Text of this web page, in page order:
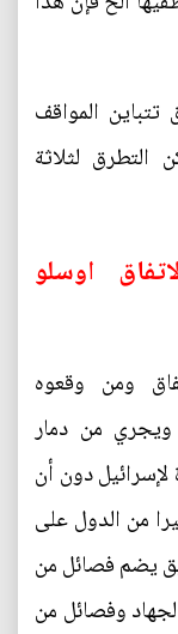
المواقف
التطرق لثلاثة
اوسلو
ومن وقعوه
من دمار
دون أن
من الدول على
يضم فصائل من
وفصائل من